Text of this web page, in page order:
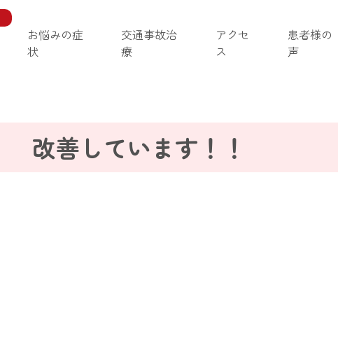
お悩みの症
状
交通事故治
療
アクセ
ス
患者様の
声
改善しています！！